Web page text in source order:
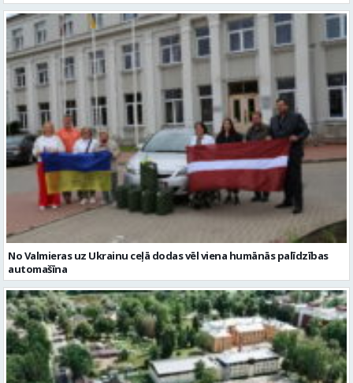
No Valmieras uz Ukrainu ceļā dodas vēl viena humānās palīdzības
automašīna